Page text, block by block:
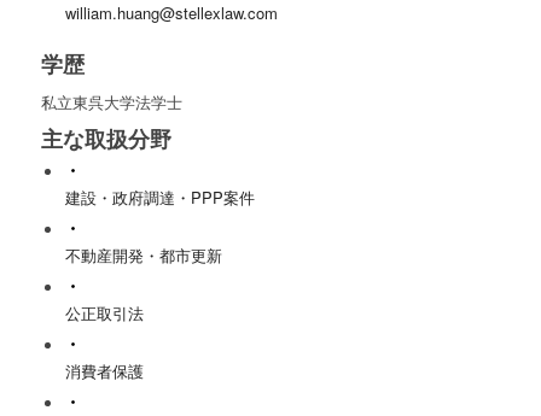
william.huang@stellexlaw.com
学歴
私立東呉大学法学士
主な取扱分野
建設・政府調達・PPP案件
不動産開発・都市更新
公正取引法
消費者保護